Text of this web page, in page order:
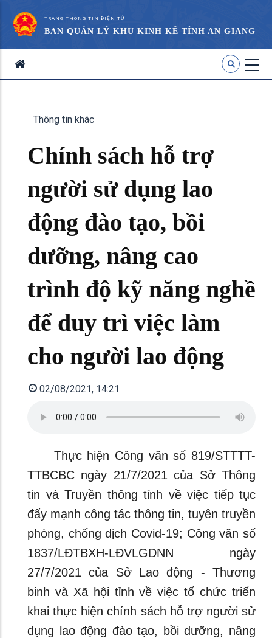
TRANG THÔNG TIN ĐIỆN TỬ
BAN QUẢN LÝ KHU KINH KẾ TỈNH AN GIANG
Thông tin khác
Chính sách hỗ trợ
người sử dụng lao
động đào tạo, bồi
dưỡng, nâng cao
trình độ kỹ năng nghề
để duy trì việc làm
cho người lao động
02/08/2021, 14:21
Thực hiện Công văn số 819/STTTT-
TTBCBC ngày 21/7/2021 của Sở Thông
tin và Truyền thông tỉnh về việc tiếp tục
đẩy mạnh công tác thông tin, tuyên truyền
phòng, chống dịch Covid-19; Công văn số
1837/LĐTBXH-LĐVLGDNN ngày
27/7/2021 của Sở Lao động - Thương
binh và Xã hội tỉnh về việc tổ chức triển
khai thực hiện chính sách hỗ trợ người sử
dụng lao động đào tạo, bồi dưỡng, nâng